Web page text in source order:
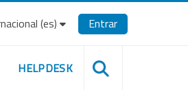
‎(es)‎ Entrar
HELPDESK